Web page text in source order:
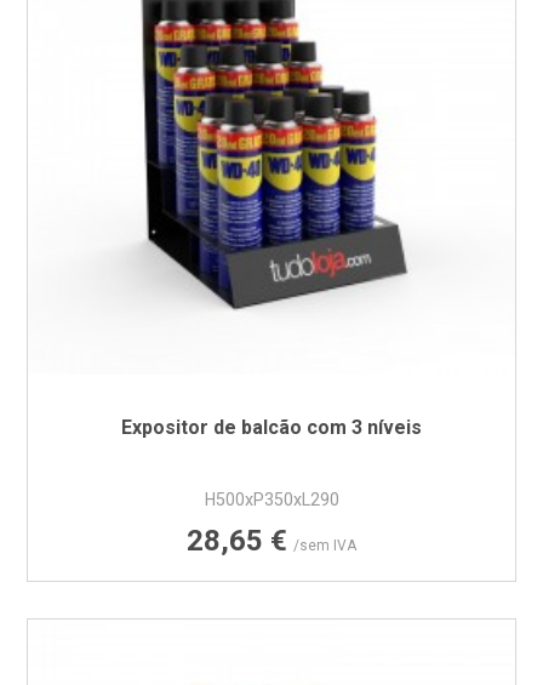
Expositor de balcão com 3 níveis
H500xP350xL290
Preço
28,65 € /sem IVA